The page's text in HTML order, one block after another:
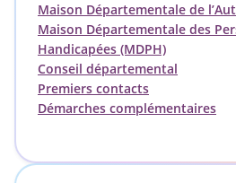
Maison Départementale de
Maison Départementale des
Handicapées (MDPH)
Conseil départemental
Premiers contacts
Démarches complémentaires